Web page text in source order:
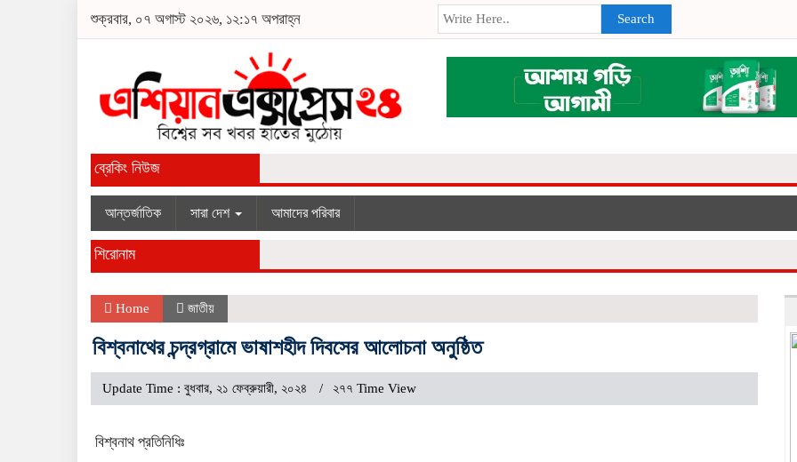
শুক্রবার, ০৭ অগাস্ট ২০২৬, ১২:১৭ অপরাহ্ন Search
ব্রেকিং নিউজ
আন্তর্জাতিক সারা দেশ আমাদের পরিবার
শিরোনাম
Home জাতীয়
বিশ্বনাথের চন্দ্রগ্রামে ভাষাশহীদ দিবসের আলোচনা অনুষ্ঠিত
Update Time : বুধবার, ২১ ফেব্রুয়ারী, ২০২৪ ২৭৭ Time View
বিশ্বনাথ প্রতিনিধিঃ